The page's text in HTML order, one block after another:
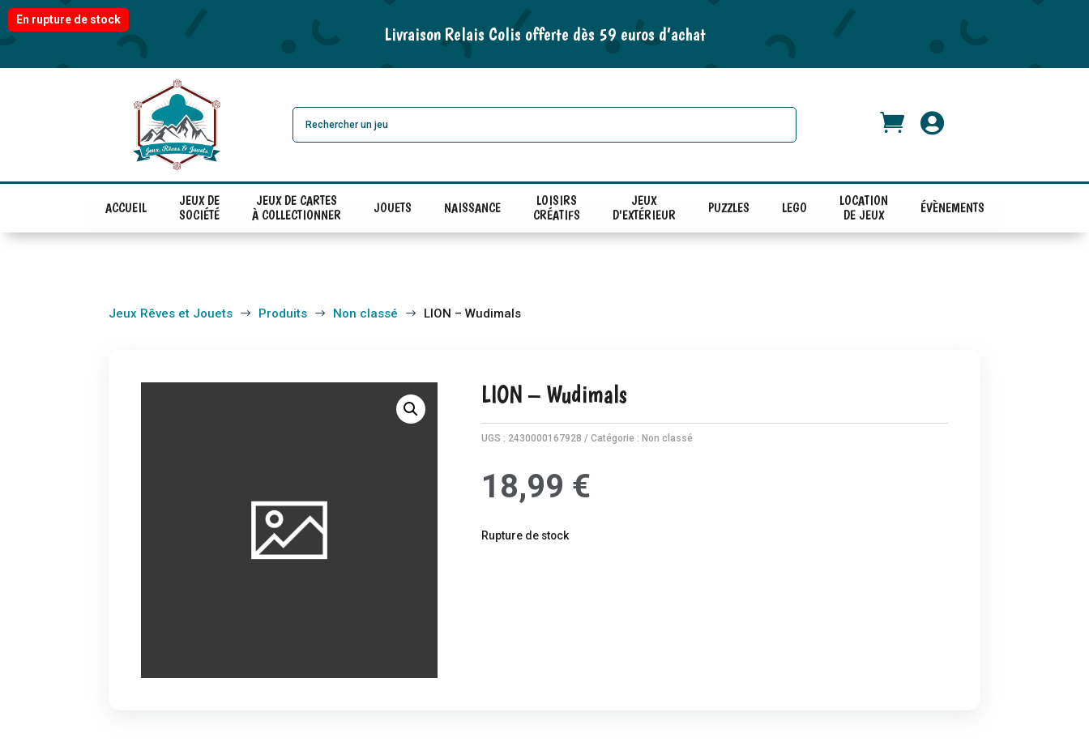
Livraison Relais Colis offerte dès 59 euros d’achat
 
ACCUEIL
JEUX DE
SOCIÉTÉ
JEUX DE CARTES
À COLLECTIONNER
JOUETS NAISSANCE
LOISIRS
CRÉATIFS
JEUX
D'EXTÉRIEUR
PUZZLES LEGO
LOCATION
DE JEUX
ÉVÈNEMENTS
En rupture de stock
Jeux Rêves et Jouets $ Produits $ Non classé $ LION – Wudimals
LION – Wudimals
UGS : 2430000167928 Catégorie : Non classé
18,99 €
Rupture de stock